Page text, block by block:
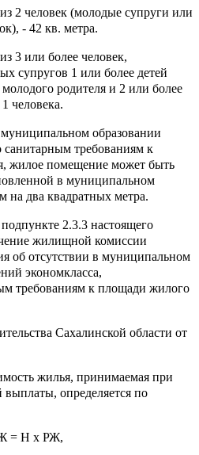
2 человек (молодые супруги или
- 42 кв. метра.
3 или более человек,
супругов 1 или более детей
родителя и 2 или более
человека.
образовании
требованиям к
жилое помещение может быть
в муниципальном
на два квадратных метра.
2.3.3 настоящего
жилищной комиссии
об отсутствии в муниципальном
экономкласса,
требованиям к площади жилого
Сахалинской области от
жилья, принимаемая при
выплаты, определяется по
= Н x РЖ,